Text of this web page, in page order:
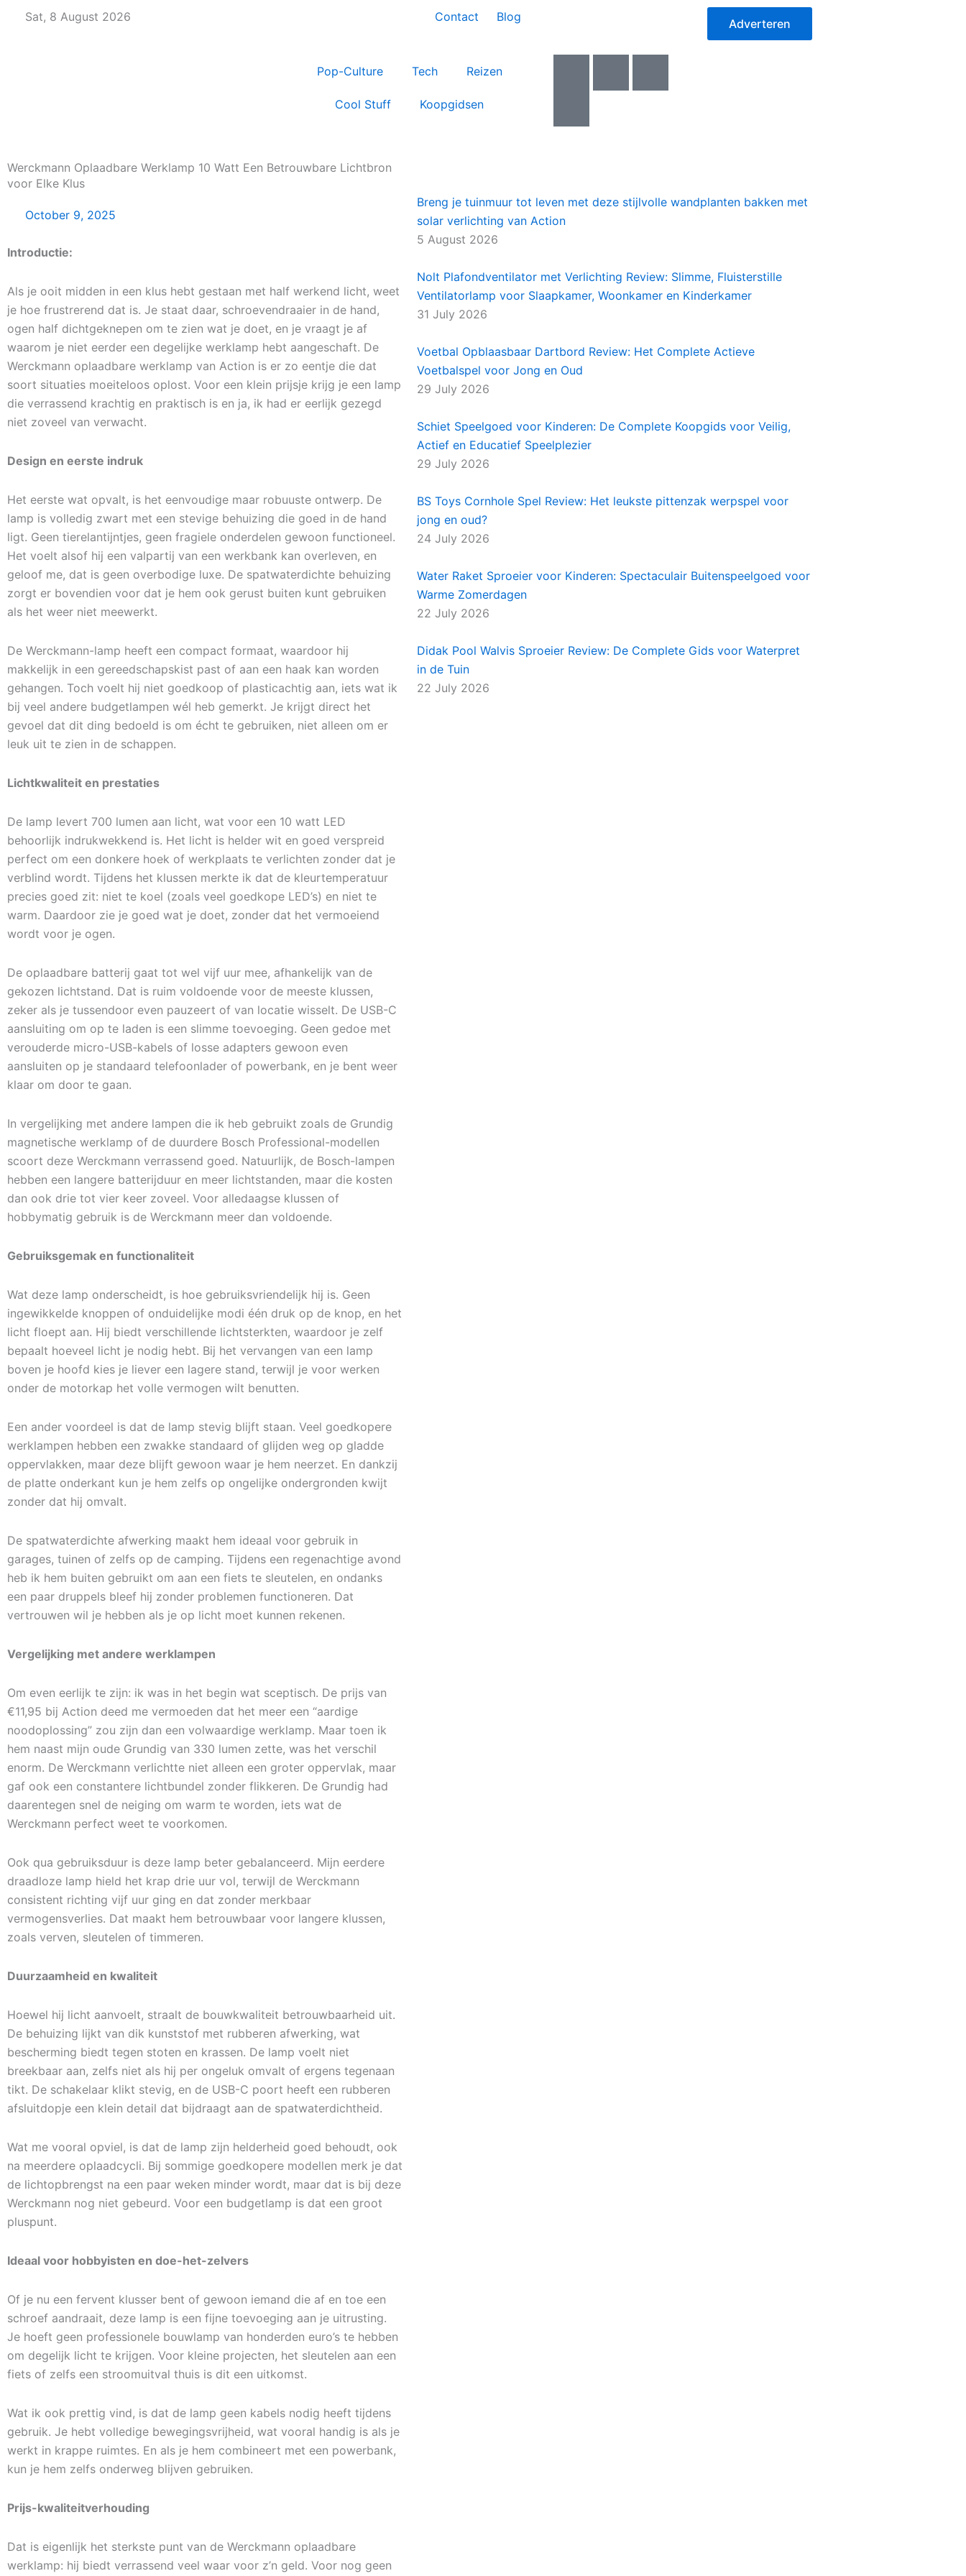
Sat, 8 August 2026 Contact Blog Adverteren
Pop-Culture Tech Reizen
Cool Stuff Koopgidsen
e
k
t
t
a
m
t
-
v
Werckmann Oplaadbare Werklamp 10 Watt Een Betrouwbare Lichtbron
voor Elke Klus
October 9, 2025
Introductie:
Als je ooit midden in een klus hebt gestaan met half werkend licht, weet
je hoe frustrerend dat is. Je staat daar, schroevendraaier in de hand,
ogen half dichtgeknepen om te zien wat je doet, en je vraagt je af
waarom je niet eerder een degelijke werklamp hebt aangeschaft. De
Werckmann oplaadbare werklamp van Action is er zo eentje die dat
soort situaties moeiteloos oplost. Voor een klein prijsje krijg je een lamp
die verrassend krachtig en praktisch is en ja, ik had er eerlijk gezegd
niet zoveel van verwacht.
Design en eerste indruk
Het eerste wat opvalt, is het eenvoudige maar robuuste ontwerp. De
lamp is volledig zwart met een stevige behuizing die goed in de hand
ligt. Geen tierelantijntjes, geen fragiele onderdelen gewoon functioneel.
Het voelt alsof hij een valpartij van een werkbank kan overleven, en
geloof me, dat is geen overbodige luxe. De spatwaterdichte behuizing
zorgt er bovendien voor dat je hem ook gerust buiten kunt gebruiken
als het weer niet meewerkt.
De Werckmann-lamp heeft een compact formaat, waardoor hij
makkelijk in een gereedschapskist past of aan een haak kan worden
gehangen. Toch voelt hij niet goedkoop of plasticachtig aan, iets wat ik
bij veel andere budgetlampen wél heb gemerkt. Je krijgt direct het
gevoel dat dit ding bedoeld is om écht te gebruiken, niet alleen om er
leuk uit te zien in de schappen.
Lichtkwaliteit en prestaties
De lamp levert 700 lumen aan licht, wat voor een 10 watt LED
behoorlijk indrukwekkend is. Het licht is helder wit en goed verspreid
perfect om een donkere hoek of werkplaats te verlichten zonder dat je
verblind wordt. Tijdens het klussen merkte ik dat de kleurtemperatuur
precies goed zit: niet te koel (zoals veel goedkope LED’s) en niet te
warm. Daardoor zie je goed wat je doet, zonder dat het vermoeiend
wordt voor je ogen.
De oplaadbare batterij gaat tot wel vijf uur mee, afhankelijk van de
gekozen lichtstand. Dat is ruim voldoende voor de meeste klussen,
zeker als je tussendoor even pauzeert of van locatie wisselt. De USB-C
aansluiting om op te laden is een slimme toevoeging. Geen gedoe met
verouderde micro-USB-kabels of losse adapters gewoon even
aansluiten op je standaard telefoonlader of powerbank, en je bent weer
klaar om door te gaan.
In vergelijking met andere lampen die ik heb gebruikt zoals de Grundig
magnetische werklamp of de duurdere Bosch Professional-modellen
scoort deze Werckmann verrassend goed. Natuurlijk, de Bosch-lampen
hebben een langere batterijduur en meer lichtstanden, maar die kosten
dan ook drie tot vier keer zoveel. Voor alledaagse klussen of
hobbymatig gebruik is de Werckmann meer dan voldoende.
Gebruiksgemak en functionaliteit
Wat deze lamp onderscheidt, is hoe gebruiksvriendelijk hij is. Geen
ingewikkelde knoppen of onduidelijke modi één druk op de knop, en het
licht floept aan. Hij biedt verschillende lichtsterkten, waardoor je zelf
bepaalt hoeveel licht je nodig hebt. Bij het vervangen van een lamp
boven je hoofd kies je liever een lagere stand, terwijl je voor werken
onder de motorkap het volle vermogen wilt benutten.
Een ander voordeel is dat de lamp stevig blijft staan. Veel goedkopere
werklampen hebben een zwakke standaard of glijden weg op gladde
oppervlakken, maar deze blijft gewoon waar je hem neerzet. En dankzij
de platte onderkant kun je hem zelfs op ongelijke ondergronden kwijt
zonder dat hij omvalt.
De spatwaterdichte afwerking maakt hem ideaal voor gebruik in
garages, tuinen of zelfs op de camping. Tijdens een regenachtige avond
heb ik hem buiten gebruikt om aan een fiets te sleutelen, en ondanks
een paar druppels bleef hij zonder problemen functioneren. Dat
vertrouwen wil je hebben als je op licht moet kunnen rekenen.
Vergelijking met andere werklampen
Om even eerlijk te zijn: ik was in het begin wat sceptisch. De prijs van
€11,95 bij Action deed me vermoeden dat het meer een “aardige
noodoplossing” zou zijn dan een volwaardige werklamp. Maar toen ik
hem naast mijn oude Grundig van 330 lumen zette, was het verschil
enorm. De Werckmann verlichtte niet alleen een groter oppervlak, maar
gaf ook een constantere lichtbundel zonder flikkeren. De Grundig had
daarentegen snel de neiging om warm te worden, iets wat de
Werckmann perfect weet te voorkomen.
Ook qua gebruiksduur is deze lamp beter gebalanceerd. Mijn eerdere
draadloze lamp hield het krap drie uur vol, terwijl de Werckmann
consistent richting vijf uur ging en dat zonder merkbaar
vermogensverlies. Dat maakt hem betrouwbaar voor langere klussen,
zoals verven, sleutelen of timmeren.
Duurzaamheid en kwaliteit
Hoewel hij licht aanvoelt, straalt de bouwkwaliteit betrouwbaarheid uit.
De behuizing lijkt van dik kunststof met rubberen afwerking, wat
bescherming biedt tegen stoten en krassen. De lamp voelt niet
breekbaar aan, zelfs niet als hij per ongeluk omvalt of ergens tegenaan
tikt. De schakelaar klikt stevig, en de USB-C poort heeft een rubberen
afsluitdopje een klein detail dat bijdraagt aan de spatwaterdichtheid.
Wat me vooral opviel, is dat de lamp zijn helderheid goed behoudt, ook
na meerdere oplaadcycli. Bij sommige goedkopere modellen merk je dat
de lichtopbrengst na een paar weken minder wordt, maar dat is bij deze
Werckmann nog niet gebeurd. Voor een budgetlamp is dat een groot
pluspunt.
Ideaal voor hobbyisten en doe-het-zelvers
Of je nu een fervent klusser bent of gewoon iemand die af en toe een
schroef aandraait, deze lamp is een fijne toevoeging aan je uitrusting.
Je hoeft geen professionele bouwlamp van honderden euro’s te hebben
om degelijk licht te krijgen. Voor kleine projecten, het sleutelen aan een
fiets of zelfs een stroomuitval thuis is dit een uitkomst.
Wat ik ook prettig vind, is dat de lamp geen kabels nodig heeft tijdens
gebruik. Je hebt volledige bewegingsvrijheid, wat vooral handig is als je
werkt in krappe ruimtes. En als je hem combineert met een powerbank,
kun je hem zelfs onderweg blijven gebruiken.
Prijs-kwaliteitverhouding
Dat is eigenlijk het sterkste punt van de Werckmann oplaadbare
werklamp: hij biedt verrassend veel waar voor z’n geld. Voor nog geen
Breng je tuinmuur tot leven met deze stijlvolle wandplanten bakken met
solar verlichting van Action
5 August 2026
Nolt Plafondventilator met Verlichting Review: Slimme, Fluisterstille
Ventilatorlamp voor Slaapkamer, Woonkamer en Kinderkamer
31 July 2026
Voetbal Opblaasbaar Dartbord Review: Het Complete Actieve
Voetbalspel voor Jong en Oud
29 July 2026
Schiet Speelgoed voor Kinderen: De Complete Koopgids voor Veilig,
Actief en Educatief Speelplezier
29 July 2026
BS Toys Cornhole Spel Review: Het leukste pittenzak werpspel voor
jong en oud?
24 July 2026
Water Raket Sproeier voor Kinderen: Spectaculair Buitenspeelgoed voor
Warme Zomerdagen
22 July 2026
Didak Pool Walvis Sproeier Review: De Complete Gids voor Waterpret
in de Tuin
22 July 2026